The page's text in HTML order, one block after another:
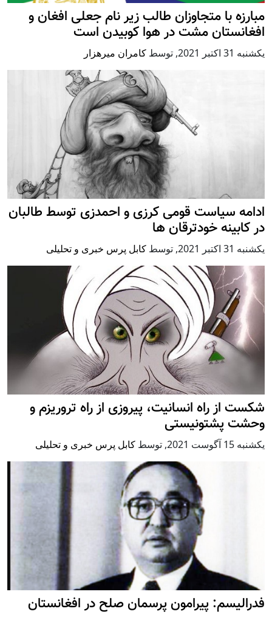
مبارزه با متجاوزان طالب زیر نام جعلی افغان و
افغانستان مشت در هوا کوبیدن است
يكشنبه 31 اكتبر 2021 , توسط کامران میرهزار
ادامه سیاست قومی کرزی و احمدزی توسط طالبان
در کابینه خودترقان ها
يكشنبه 31 اكتبر 2021 , توسط کابل پرس خبری و تحلیلی
شکست از راه انسانیت، پیروزی از راه تروریزم و
وحشت پشتونیستی
يكشنبه 15 آگوست 2021 , توسط کابل پرس خبری و تحلیلی
فدرالیسم: پیرامون پرسمان صلح در افغانستان